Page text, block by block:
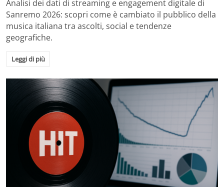
Analisi dei dati di streaming e engagement digitale di
Sanremo 2026: scopri come è cambiato il pubblico della
musica italiana tra ascolti, social e tendenze
geografiche.
Leggi di più